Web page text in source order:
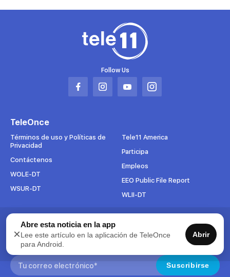
Follow Us
Abrir
pestaña
Abrir
pestaña
Abrir
pestaña
Abrir
pestaña
TeleOnce
Términos de uso y Políticas de
Privacidad
Contáctenos
WOLE-DT
WSUR-DT
Tele11 America
Participa
Empleos
EEO Public File Report
WLII-DT
Suscríbete al boletín
Para mantenerse al tanto de todo lo que pasa en TeleOnce,
suscríbase ahora a nuestros boletines.
Search: Suscribirse
×
Abre esta noticia en la app
Lee este artículo en la aplicación de TeleOnce
para Android.
Abrir